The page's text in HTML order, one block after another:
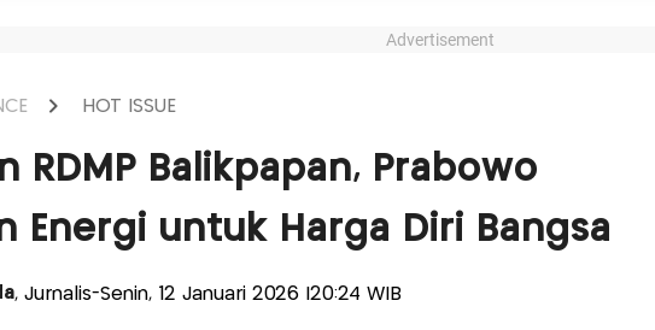
Advertisement
HOT ISSUE
RDMP Balikpapan, Prabowo
Energi untuk Harga Diri Bangsa
, Jurnalis-Senin, 12 Januari 2026 |20:24 WIB